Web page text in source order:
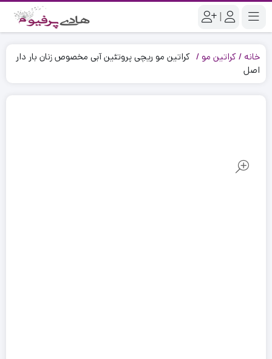
|
خانه کراتین مو
کراتین مو ریچی پروتئین آبی مخصوص زنان بار دار
اصل